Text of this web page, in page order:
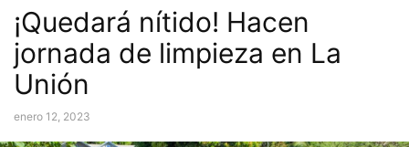
¡Quedará nítido! Hacen
jornada de limpieza en La
Unión
enero 12, 2023